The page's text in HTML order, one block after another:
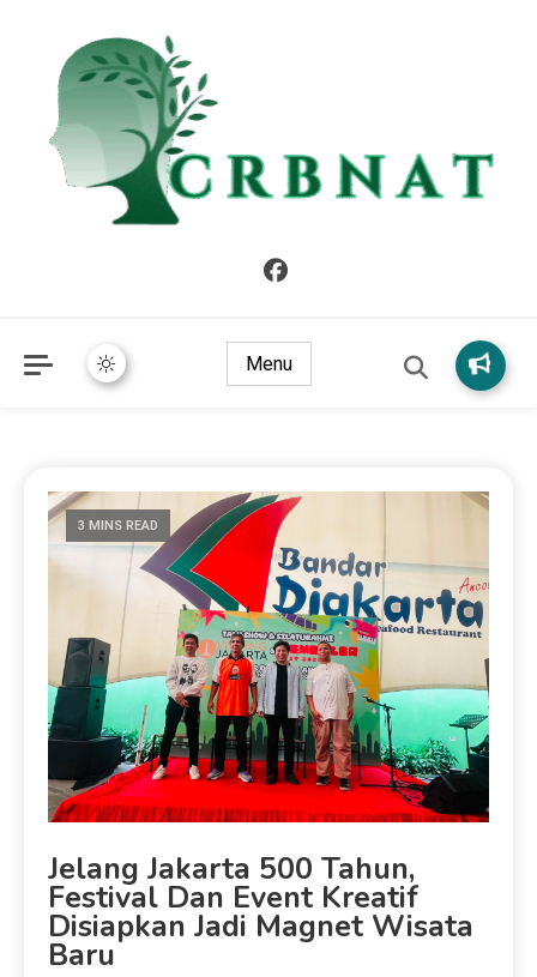
Menu
3 MINS READ
Jelang Jakarta 500 Tahun,
Festival Dan Event Kreatif
Disiapkan Jadi Magnet Wisata
Baru